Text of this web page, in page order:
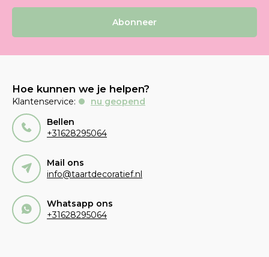
Abonneer
Hoe kunnen we je helpen?
Klantenservice:
nu geopend
Bellen
+31628295064
Mail ons
info@taartdecoratief.nl
Whatsapp ons
+31628295064